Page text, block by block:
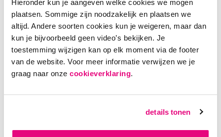
Hieronder kun je aangeven welke cookies we mogen
plaatsen. Sommige zijn noodzakelijk en plaatsen we
altijd. Andere soorten cookies kun je weigeren, maar dan
kun je bijvoorbeeld geen video’s bekijken. Je
toestemming wijzigen kan op elk moment via de footer
van de website. Voor meer informatie verwijzen we je
graag naar onze cookieverklaring.
details tonen
Application error: a client-side exception has occurred (see the